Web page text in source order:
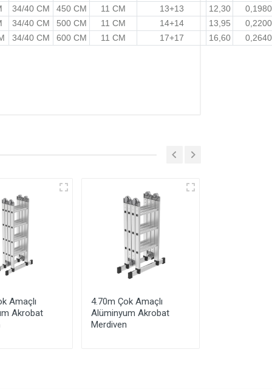
34/40 CM 450 CM 11 CM 13+13 12,30
0,1980
34/40 CM 500 CM 11 CM 14+14 13,95
0,2200
34/40 CM 600 CM 11 CM 17+17 16,60 0,2640
Amaçlı
Akrobat
4.70m Çok Amaçlı
Alüminyum Akrobat
Merdiven